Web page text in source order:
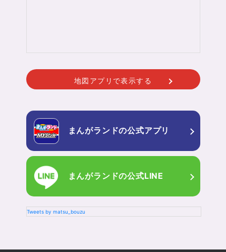
地図アプリで表示する
まんがランドの公式アプリ
まんがランドの公式LINE
Tweets by matsu_bouzu